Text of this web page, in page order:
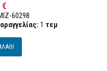
60298
1 τεμ